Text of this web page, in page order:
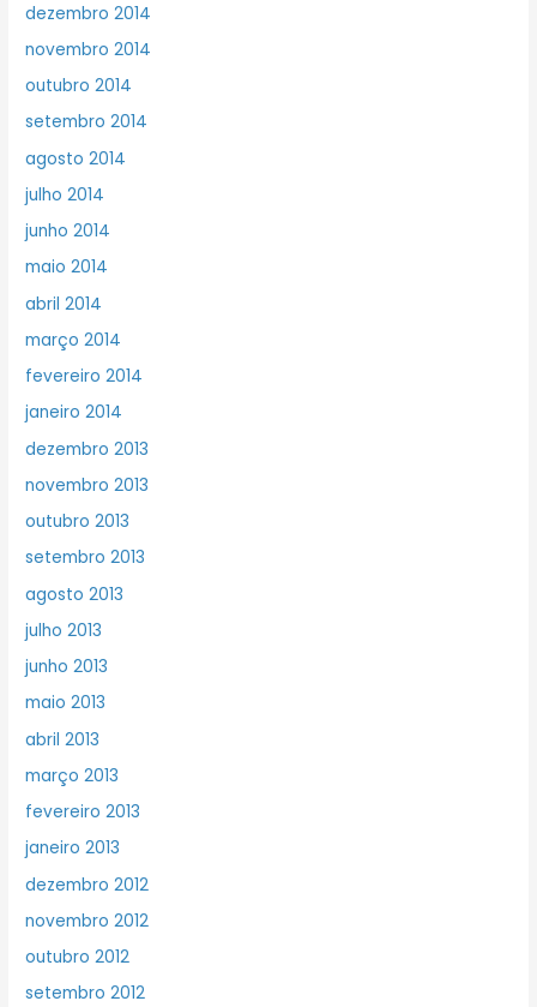
dezembro 2014
novembro 2014
outubro 2014
setembro 2014
agosto 2014
julho 2014
junho 2014
maio 2014
abril 2014
março 2014
fevereiro 2014
janeiro 2014
dezembro 2013
novembro 2013
outubro 2013
setembro 2013
agosto 2013
julho 2013
junho 2013
maio 2013
abril 2013
março 2013
fevereiro 2013
janeiro 2013
dezembro 2012
novembro 2012
outubro 2012
setembro 2012